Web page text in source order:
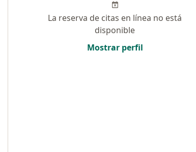
La reserva de citas en línea no está
disponible
Mostrar perfil